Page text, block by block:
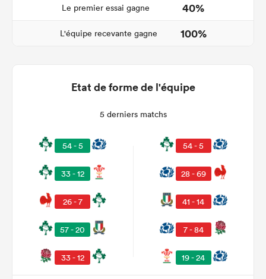
Le premier essai gagne 40%
L'équipe recevante gagne 100%
Etat de forme de l'équipe
5 derniers matchs
54 - 5
33 - 12
26 - 7
57 - 20
33 - 12
54 - 5
28 - 69
41 - 14
7 - 84
19 - 24